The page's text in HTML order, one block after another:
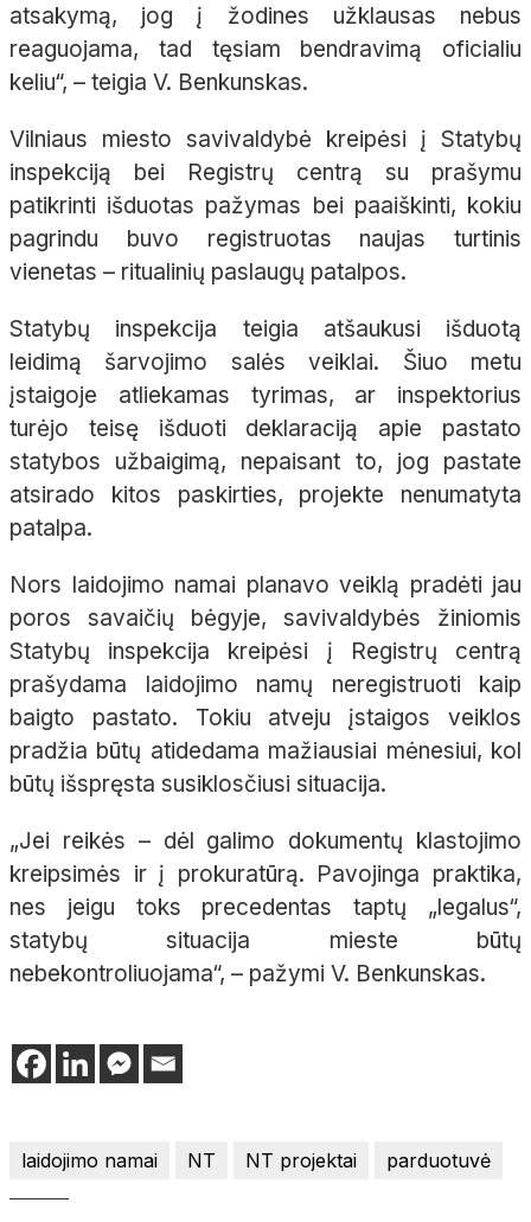
atsakymą, jog į žodines užklausas nebus
reaguojama, tad tęsiam bendravimą oficialiu
keliu“, – teigia V. Benkunskas.
Vilniaus miesto savivaldybė kreipėsi į Statybų
inspekciją bei Registrų centrą su prašymu
patikrinti išduotas pažymas bei paaiškinti, kokiu
pagrindu buvo registruotas naujas turtinis
vienetas – ritualinių paslaugų patalpos.
Statybų inspekcija teigia atšaukusi išduotą
leidimą šarvojimo salės veiklai. Šiuo metu
įstaigoje atliekamas tyrimas, ar inspektorius
turėjo teisę išduoti deklaraciją apie pastato
statybos užbaigimą, nepaisant to, jog pastate
atsirado kitos paskirties, projekte nenumatyta
patalpa.
Nors laidojimo namai planavo veiklą pradėti jau
poros savaičių bėgyje, savivaldybės žiniomis
Statybų inspekcija kreipėsi į Registrų centrą
prašydama laidojimo namų neregistruoti kaip
baigto pastato. Tokiu atveju įstaigos veiklos
pradžia būtų atidedama mažiausiai mėnesiui, kol
būtų išspręsta susiklosčiusi situacija.
„Jei reikės – dėl galimo dokumentų klastojimo
kreipsimės ir į prokuratūrą. Pavojinga praktika,
nes jeigu toks precedentas taptų „legalus“,
statybų situacija mieste būtų
nebekontroliuojama“, – pažymi V. Benkunskas.
laidojimo namai NT NT projektai parduotuvė